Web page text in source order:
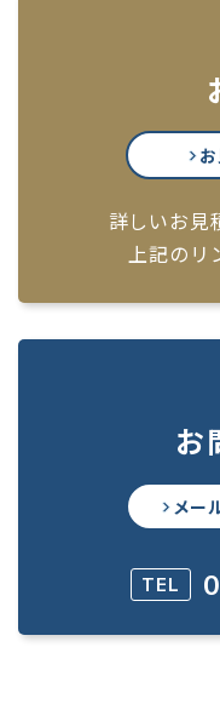
詳しいお見
上記の
お
メー
TEL